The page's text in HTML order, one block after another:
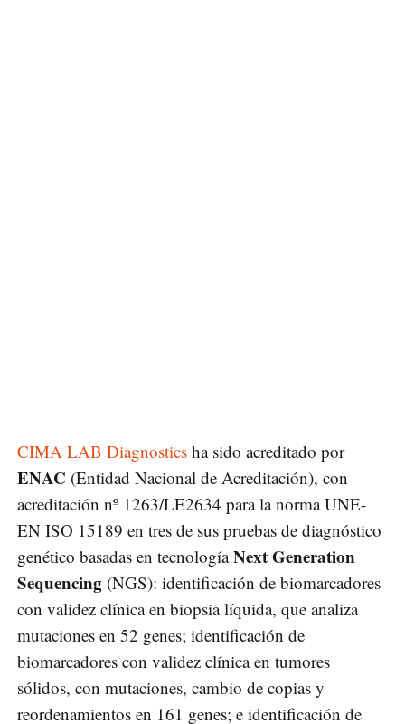
CIMA LAB Diagnostics ha sido acreditado por
ENAC (Entidad Nacional de Acreditación), con
acreditación nº 1263/LE2634 para la norma UNE-
EN ISO 15189 en tres de sus pruebas de diagnóstico
genético basadas en tecnologíaNext Generation
Sequencing (NGS): identificación de biomarcadores
con validez clínica en biopsia líquida, que analiza
mutaciones en 52 genes; identificación de
biomarcadores con validez clínica en tumores
sólidos, con mutaciones, cambio de copias y
reordenamientos en 161 genes; e identificación de